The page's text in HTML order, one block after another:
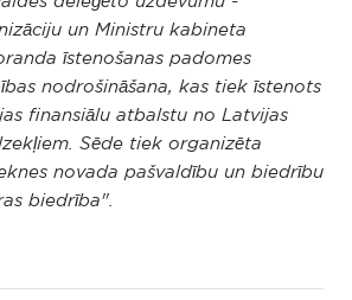
un Ministru kabineta
īstenošanas padomes
nodrošināšana, kas tiek īstenots
finansiālu atbalstu no Latvijas
Sēde tiek organizēta
novada pašvaldību un biedrību
biedrība".